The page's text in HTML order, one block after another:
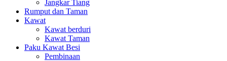
Jangkar Tiang
Rumput dan Taman
Kawat
Kawat berduri
Kawat Taman
Paku Kawat Besi
Pembinaan